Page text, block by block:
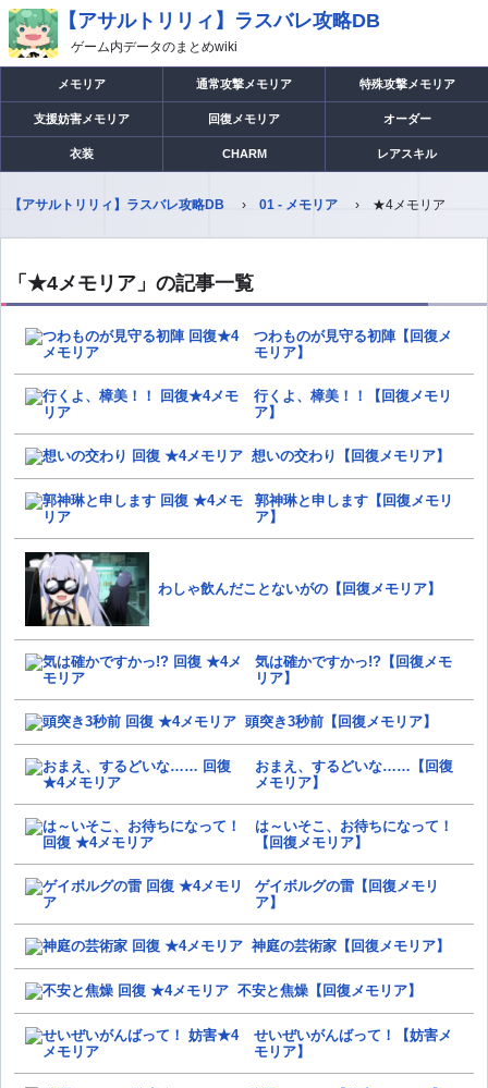
【アサルトリリィ】ラスバレ攻略DB
ゲーム内データのまとめwiki
メモリア 通常攻撃メモリア 特殊攻撃メモリア
支援妨害メモリア 回復メモリア オーダー
衣装 CHARM レアスキル
【アサルトリリィ】ラスバレ攻略DB 01 - メモリア ★4メモリア
「★4メモリア」の記事一覧
つわものが見守る初陣【回復メ
モリア】
行くよ、樟美！！【回復メモリ
ア】
想いの交わり【回復メモリア】
郭神琳と申します【回復メモリ
ア】
わしゃ飲んだことないがの【回復メモリア】
気は確かですかっ!?【回復メモ
リア】
頭突き3秒前【回復メモリア】
おまえ、するどいな……【回復
メモリア】
は～いそこ、お待ちになって！
【回復メモリア】
ゲイボルグの雷【回復メモリ
ア】
神庭の芸術家【回復メモリア】
不安と焦燥【回復メモリア】
せいぜいがんばって！【妨害メ
モリア】